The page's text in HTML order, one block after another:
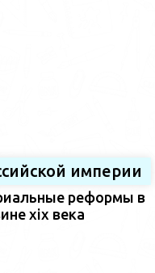
империи
реформы в
xix века